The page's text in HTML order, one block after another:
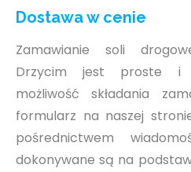
Dostawa w cenie
Zamawianie soli
Drzycim jest proste i
możliwość składania
formularz na naszej
pośrednictwem
dokonywane są na